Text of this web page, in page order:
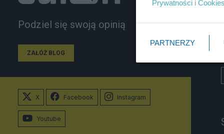
Podziel się swoją opinią
ZAŁÓŻ BLOG
X Facebook Instagram
Youtube
Prywatności i Cookies
PARTNERZY